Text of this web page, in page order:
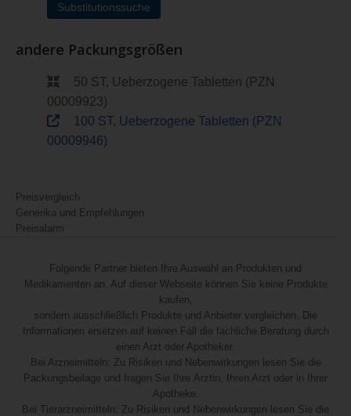
Substitutionssuche
andere Packungsgrößen
50 ST, Ueberzogene Tabletten (PZN
00009923)
100 ST, Ueberzogene Tabletten (PZN
00009946)
Preisvergleich
Generika und Empfehlungen
Preisalarm
Folgende Partner bieten Ihre Auswahl an Produkten und
Medikamenten an. Auf dieser Webseite können Sie keine Produkte
kaufen,
sondern ausschließlich Produkte und Anbieter vergleichen. Die
Informationen ersetzen auf keinen Fall die fachliche Beratung durch
einen Arzt oder Apotheker.
Bei Arzneimitteln: Zu Risiken und Nebenwirkungen lesen Sie die
Packungsbeilage und fragen Sie Ihre Ärztin, Ihren Arzt oder in Ihrer
Apotheke.
Bei Tierarzneimitteln: Zu Risiken und Nebenwirkungen lesen Sie die